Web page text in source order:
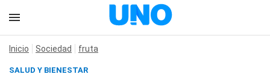
Inicio Sociedad fruta
SALUD Y BIENESTAR